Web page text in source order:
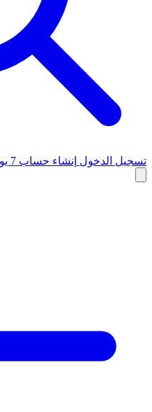
تسجيل الدخول إنشاء حساب 7 يوم بدون إعلانات